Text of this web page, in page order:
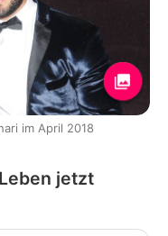
im April 2018
jetzt